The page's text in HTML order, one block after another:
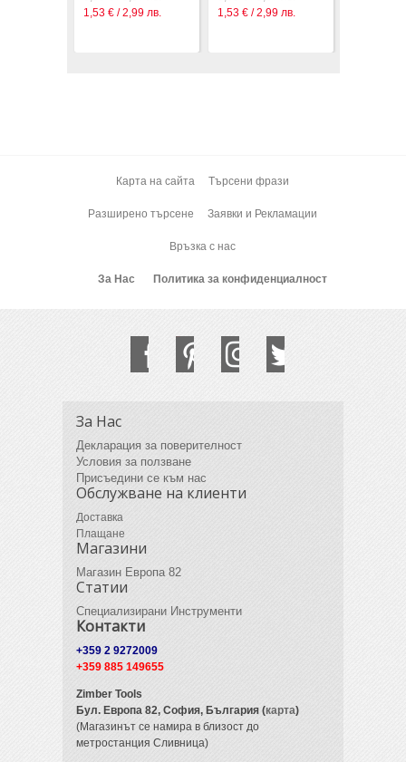
1,53 € / 2,99 лв.
1,53 € / 2,99 лв.
Карта на сайта Търсени фрази
Разширено търсене Заявки и Рекламации
Връзка с нас
За Нас Политика за конфиденциалност
За Нас
Декларация за поверителност
Условия за ползване
Присъедини се към нас
Обслужване на клиенти
Доставка
Плащане
Магазини
Магазин Европа 82
Статии
Специализирани Инструменти
Контакти
+359 2 9272009
+359 885 149655
Zimber Tools
Бул. Европа 82, София, България (карта)
(Магазинът се намира в близост до
метростанция Сливница)